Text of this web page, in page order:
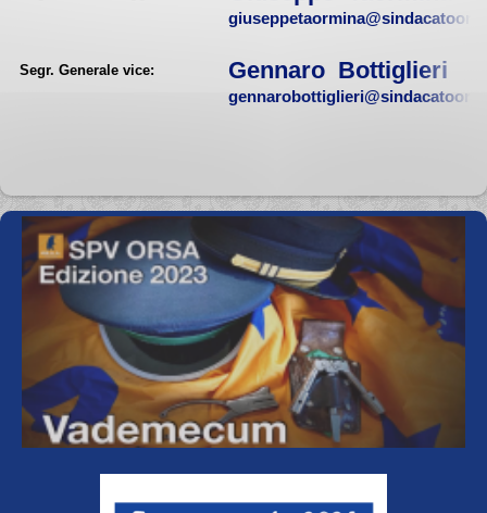
Segr. Generale vice: Gennaro Bottiglieri